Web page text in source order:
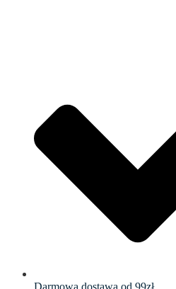
Darmowa dostawa od 99zł